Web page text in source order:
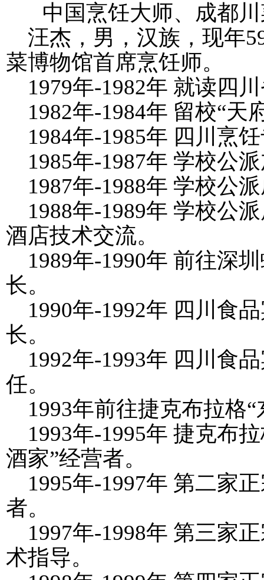
中国烹饪大师、 成都
汪杰，男，汉族，现年
菜博物馆首席烹饪师。
1979年-1982年 就读四
1982年-1984年 留校“天
1984年-1985年 四川烹
1985年-1987年 学校公
1987年-1988年 学校公
1988年-1989年 学校公
酒店技术交流。
1989年-1990年 前往深
长。
1990年-1992年 四川食
长。
1992年-1993年 四川食
任。
1993年前往捷克布拉格
1993年-1995年 捷克布
酒家”经营者。
1995年-1997年 第二家
者。
1997年-1998年 第三家
术指导。